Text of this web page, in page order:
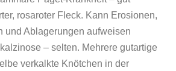
rosaroter Fleck. Kann Erosionen,
und Ablagerungen aufweisen
– selten. Mehrere gutartige
verkalkte Knötchen in der